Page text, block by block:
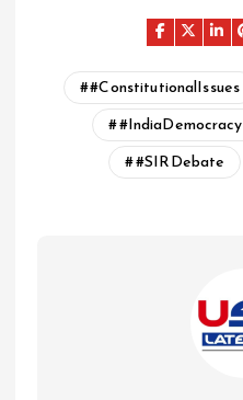
#ConstitutionalIssues
#IndiaDemocracy
#SIRDebate